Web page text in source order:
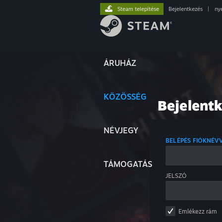
ÁRUHÁZ
KÖZÖSSÉG
NÉVJEGY
TÁMOGATÁS
Steam telepítése Bejelentkezés
BELÉPÉS
JELSZÓ
Emlékezz rám